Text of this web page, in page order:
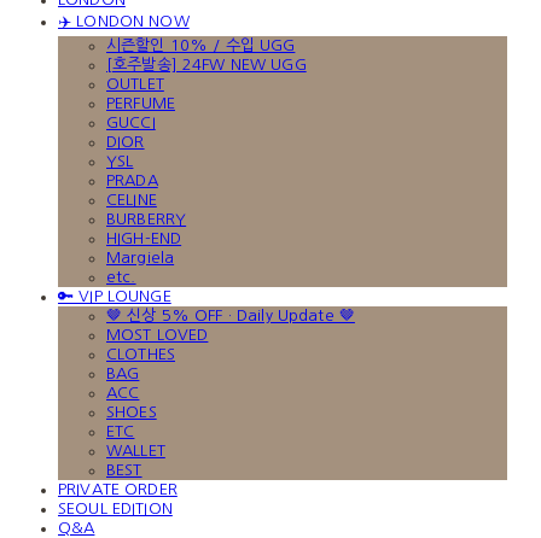
✈️ LONDON NOW
시즌할인 10% / 수입 UGG
[호주발송] 24FW NEW UGG
OUTLET
PERFUME
GUCCI
DIOR
YSL
PRADA
CELINE
BURBERRY
HIGH-END
Margiela
etc.
🔑 VIP LOUNGE
🤎 신상 5% OFF · Daily Update 🤎
MOST LOVED
CLOTHES
BAG
ACC
SHOES
ETC
WALLET
BEST
PRIVATE ORDER
SEOUL EDITION
Q&A